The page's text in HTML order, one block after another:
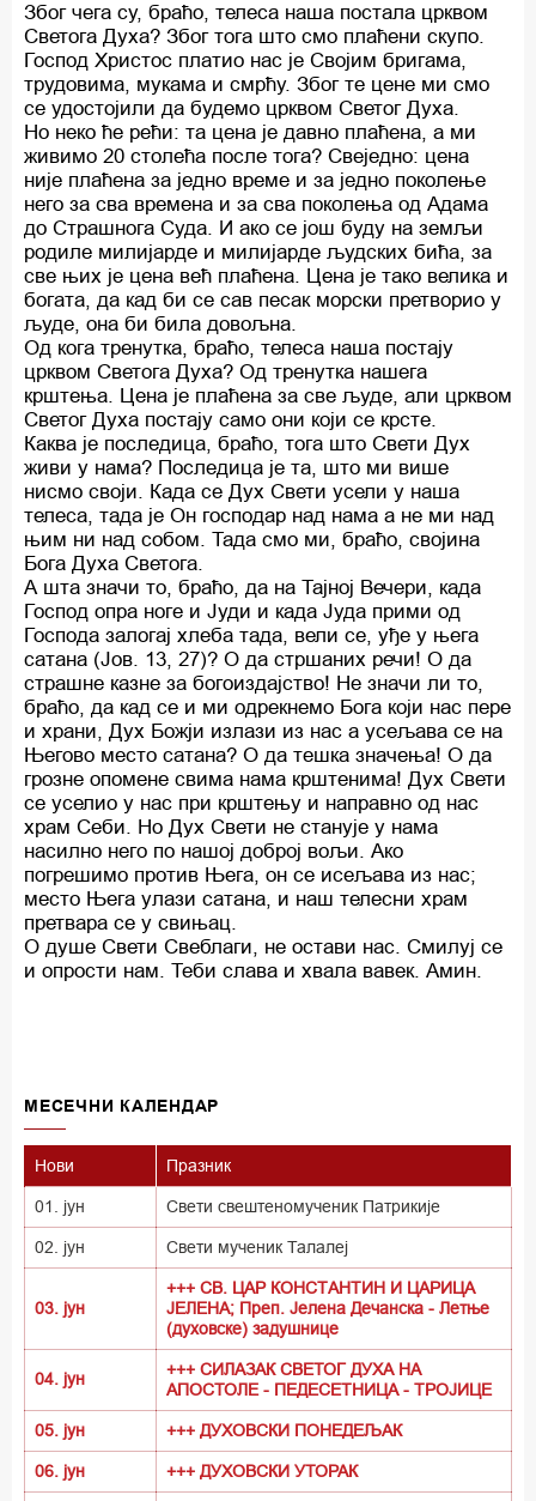
Због чега су, браћо, телеса наша постала црквом
Светога Духа? Због тога што смо плаћени скупо.
Господ Христос платио нас је Својим бригама,
трудовима, мукама и смрћу. Због те цене ми смо
се удостојили да будемо црквом Светог Духа.
Но неко ће рећи: та цена је давно плаћена, а ми
живимо 20 столећа после тога? Свеједно: цена
није плаћена за једно време и за једно поколење
него за сва времена и за сва поколења од Адама
до Страшнога Суда. И ако се још буду на земљи
родиле милијарде и милијарде људских бића, за
све њих је цена већ плаћена. Цена је тако велика и
богата, да кад би се сав песак морски претворио у
људе, она би била довољна.
Од кога тренутка, браћо, телеса наша постају
црквом Светога Духа? Од тренутка нашега
крштења. Цена је плаћена за све људе, али црквом
Светог Духа постају само они који се крсте.
Каква је последица, браћо, тога што Свети Дух
живи у нама? Последица је та, што ми више
нисмо своји. Када се Дух Свети усели у наша
телеса, тада је Он господар над нама а не ми над
њим ни над собом. Тада смо ми, браћо, својина
Бога Духа Светога.
А шта значи то, браћо, да на Тајној Вечери, када
Господ опра ноге и Јуди и када Јуда прими од
Господа залогај хлеба тада, вели се, уђе у њега
сатана (Јов. 13, 27)? О да стршаних речи! О да
страшне казне за богоиздајство! Не значи ли то,
браћо, да кад се и ми одрекнемо Бога који нас пере
и храни, Дух Божји излази из нас а усељава се на
Његово место сатана? О да тешка значења! О да
грозне опомене свима нама крштенима! Дух Свети
се уселио у нас при крштењу и направно од нас
храм Себи. Но Дух Свети не станује у нама
насилно него по нашој доброј вољи. Ако
погрешимо против Њега, он се исељава из нас;
место Њега улази сатана, и наш телесни храм
претвара се у свињац.
О душе Свети Свеблаги, не остави нас. Смилуј се
и опрости нам. Теби слава и хвала вавек. Амин.
MECEЧНИ КАЛЕНДАР
Нови Празник
01. јун Свети свештеномученик Патрикије
02. јун Свети мученик Талалеј
03. јун
+++ СВ. ЦАР КОНСТАНТИН И ЦАРИЦА
ЈЕЛЕНА; Преп. Јелена Дечанска - Летње
(духовске) задушнице
04. јун
+++ СИЛАЗАК СВЕТОГ ДУХА НА
АПОСТОЛЕ - ПЕДЕСЕТНИЦА - ТРОЈИЦЕ
05. јун +++ ДУХОВСКИ ПОНЕДЕЉАК
06. јун +++ ДУХОВСКИ УТОРАК